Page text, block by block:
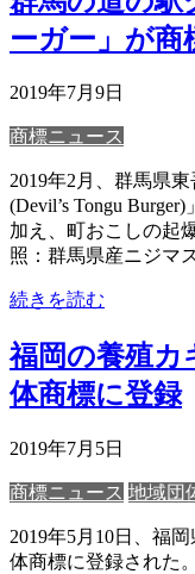
ーガー」が商
2019年7月9日
商標ニュース
2019年2月、群馬県
(Devil’s Tongu
加え、町おこしの起
照：群馬県産ニジマ
続きを読む
福岡の養殖カ
体商標に登録
2019年7月5日
商標ニュース 地域団
2019年5月10日、福
体商標に登録された